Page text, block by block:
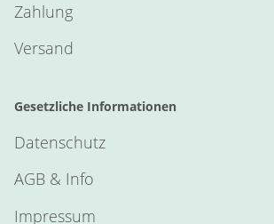
Zahlung
Versand
Gesetzliche Informationen
Datenschutz
AGB & Info
Impressum